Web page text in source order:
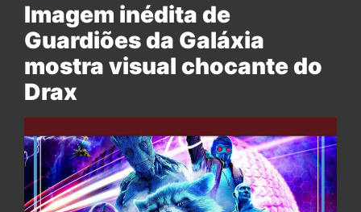
Imagem inédita de
Guardiões da Galáxia
mostra visual chocante do
Drax